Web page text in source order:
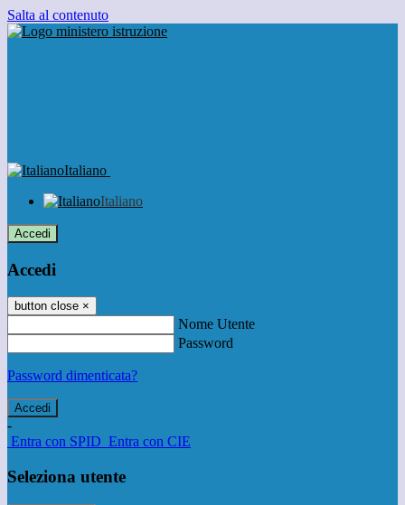
Salta al contenuto
Italiano
Italiano
Accedi
Accedi
button close ×
Nome Utente
Password
Password dimenticata?
-
Entra con SPID Entra con CIE
Seleziona utente